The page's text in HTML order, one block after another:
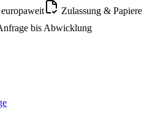
Zulassung & Papiere
bis Abwicklung